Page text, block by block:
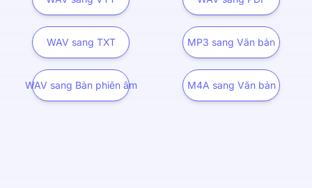
WAV sang TXT MP3 sang Văn bản
WAV sang Bản phiên âm M4A sang Văn bản